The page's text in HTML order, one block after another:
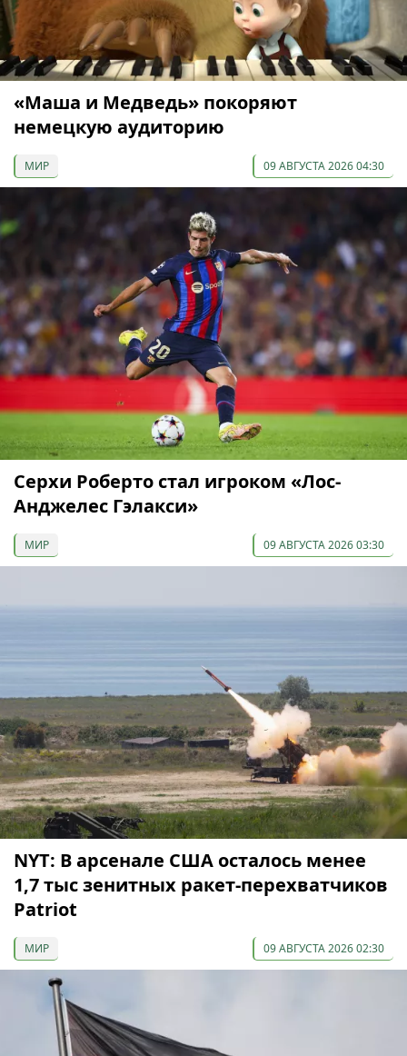
«Маша и Медведь» покоряют
немецкую аудиторию
МИР 09 АВГУСТА 2026 04:30
Серхи Роберто стал игроком «Лос-
Анджелес Гэлакси»
МИР 09 АВГУСТА 2026 03:30
NYT: В арсенале США осталось менее
1,7 тыс зенитных ракет-перехватчиков
Patriot
МИР 09 АВГУСТА 2026 02:30